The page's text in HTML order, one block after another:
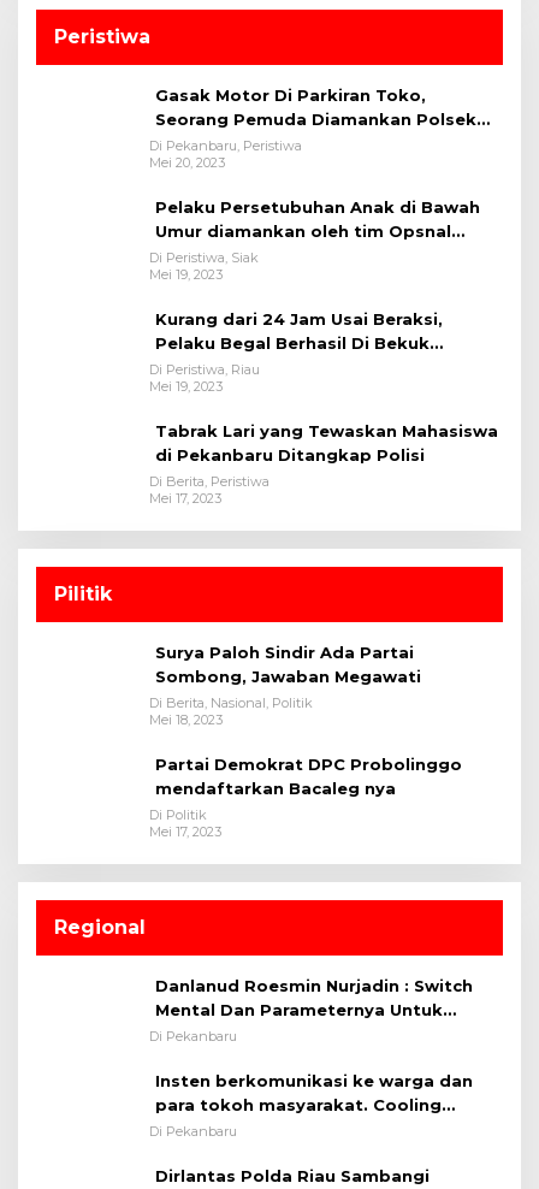
Peristiwa
Gasak Motor Di Parkiran Toko,
Seorang Pemuda Diamankan Polsek
Bukit Raya
Di Pekanbaru, Peristiwa
Mei 20, 2023
Pelaku Persetubuhan Anak di Bawah
Umur diamankan oleh tim Opsnal
Polsek Tualang-Polres Siak-Polda Riau
Di Peristiwa, Siak
Mei 19, 2023
Kurang dari 24 Jam Usai Beraksi,
Pelaku Begal Berhasil Di Bekuk
Satreskrim Polres Kuansing
Di Peristiwa, Riau
Mei 19, 2023
Tabrak Lari yang Tewaskan Mahasiswa
di Pekanbaru Ditangkap Polisi
Di Berita, Peristiwa
Mei 17, 2023
Pilitik
Surya Paloh Sindir Ada Partai
Sombong, Jawaban Megawati
Di Berita, Nasional, Politik
Mei 18, 2023
Partai Demokrat DPC Probolinggo
mendaftarkan Bacaleg nya
Di Politik
Mei 17, 2023
Regional
Danlanud Roesmin Nurjadin : Switch
Mental Dan Parameternya Untuk
Melaksanakan ✈
Di Pekanbaru
Insten berkomunikasi ke warga dan
para tokoh masyarakat. Cooling
System OMP LK ²024 Polsek Rumbai,
Pentingnya Memelihara dan Menjaga
Di Pekanbaru
Dirlantas Polda Riau Sambangi